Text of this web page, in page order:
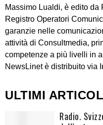
Massimo Lualdi, è edito da
Registro Operatori
garanzie nelle
attività di Consultmedia,
competenze a più livelli in
NewsLinet è distribuito via
ULTIMI
Radio.